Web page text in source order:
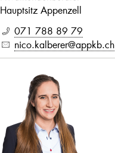
Hauptsitz Appenzell
071 788 89 79
nico.kalberer@appkb.ch